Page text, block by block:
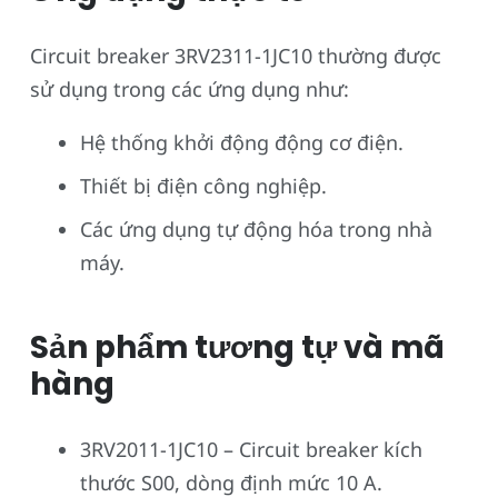
Circuit breaker 3RV2311-1JC10 thường được
sử dụng trong các ứng dụng như:
Hệ thống khởi động động cơ điện.
Thiết bị điện công nghiệp.
Các ứng dụng tự động hóa trong nhà
máy.
Sản phẩm tương tự và mã
hàng
3RV2011-1JC10 – Circuit breaker kích
thước S00, dòng định mức 10 A.